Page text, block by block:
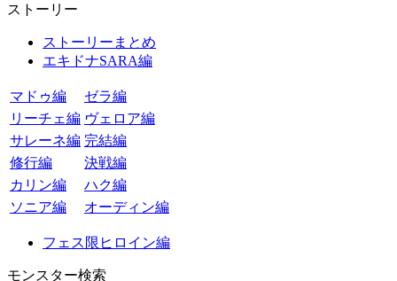
ストーリー
ストーリーまとめ
エキドナSARA編
マドゥ編
ゼラ編
リーチェ編 ヴェロア編
サレーネ編 完結編
修行編
決戦編
カリン編
ハク編
ソニア編
オーディン編
フェス限ヒロイン編
モンスター検索